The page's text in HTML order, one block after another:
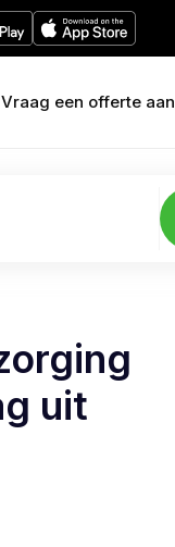
Vraag een offerte aan
uit